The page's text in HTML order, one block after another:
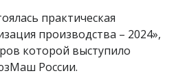
практическая
производства – 2024»,
которой выступило
России.